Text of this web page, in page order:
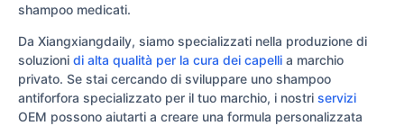
shampoo medicati.
Da Xiangxiangdaily, siamo specializzati nella produzione di
soluzioni di alta qualità per la cura dei capelli a marchio
privato. Se stai cercando di sviluppare uno shampoo
antiforfora specializzato per il tuo marchio, i nostri servizi
OEM possono aiutarti a creare una formula personalizzata